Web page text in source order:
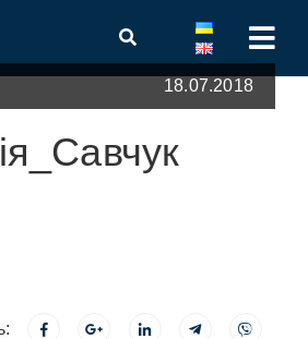
18.07.2018